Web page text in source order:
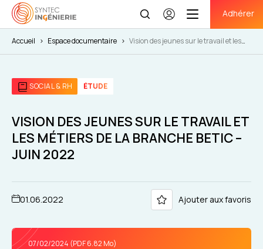
Se
connecter
Adhérer
Accueil > Espace documentaire > Vision des jeunes sur le travail et les
SOCIAL & RH ÉTUDE
VISION DES JEUNES SUR LE TRAVAIL ET
LES MÉTIERS DE LA BRANCHE BETIC –
JUIN 2022
01.06.2022 Ajouter aux favoris
07/02/2024 (PDF 6.82 Mo)